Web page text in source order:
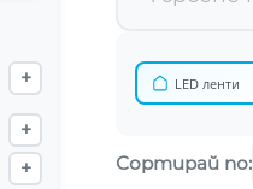
+
+
+
LED ленти
Сортирай по: